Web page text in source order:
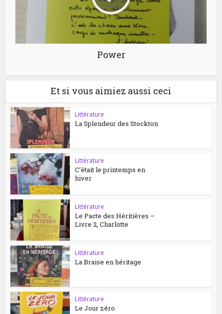
Power
Et si vous aimiez aussi ceci
Littérature
La Splendeur des Stockton
Littérature
C’était le printemps en
hiver
Littérature
Le Pacte des Héritières –
Livre 2, Charlotte
Littérature
La Braise en héritage
Littérature
Le Jour zéro